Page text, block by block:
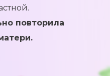
повторила